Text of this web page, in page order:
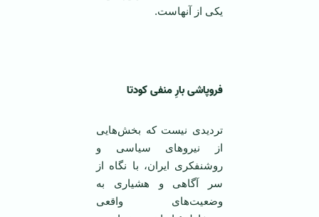
یکی از آنهاست.
فروپاشی بارِ منفی کودتا
تردیدی نیست که بخش‌هایی
از نیروهای سیاسی و
روشنفکری ایران، با نگاه از
سر آگاهی و هشیاری به
وضعیت‌های واقعی